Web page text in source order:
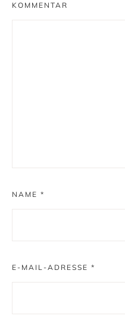
KOMMENTAR
NAME *
E-MAIL-ADRESSE *